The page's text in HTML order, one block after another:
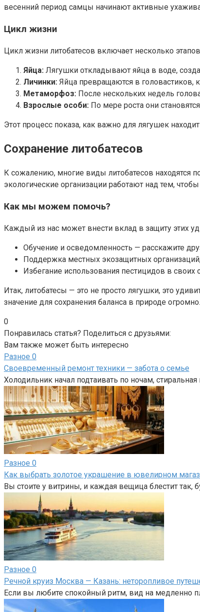
весенний период самцы начинают активные
Цикл жизни
Цикл жизни литобатесов включает несколько
Яйца: Лягушки откладывают яйца в воде,
Личинки: Яйца превращаются в головастиков,
Метаморфоз: После нескольких недель
Взрослые особи: По мере роста они
Этот процесс показа, как важно для лягушек
Сохранение литобатесов
К сожалению, многие виды литобатесов находятся
экологические организации работают над тем,
Как мы можем помочь?
Каждый из нас может внести вклад в защиту этих
Обучение и осведомленность — расскажите
Поддержка местных экозащитных
Избегание использования пестицидов в своих
Итак, литобатесы — это не просто лягушки, это
значение для сохранения баланса в природе
0
Понравилась статья? Поделиться с друзьями:
Вам также может быть интересно
Разное 0
Своевременный ремонт техники — забота о семье
Холодильник начал подтаивать по ночам,
Разное 0
Как выбрать золотое украшение в ювелирном
Вы стоите у витрины, и каждая вещица блестит так,
Разное 0
Речной круиз Москва — Казань: неторопливое
Если вы любите спокойный ритм, вид на медленно